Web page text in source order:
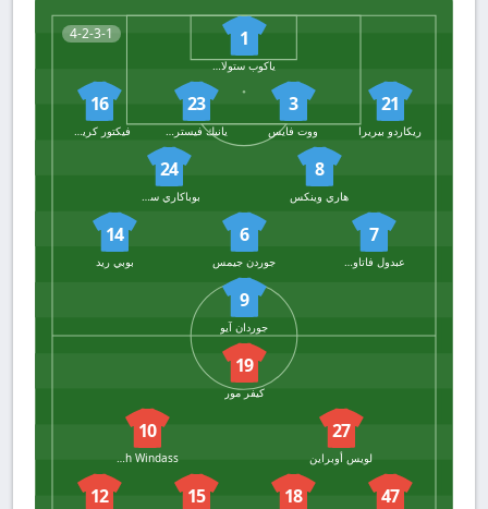
4-2-3-1 1
ياكوب ستولارتشيك
21
ريكاردو بيريرا
3
ووت فايس
23
يانيك فيسترجارد
16
فيكتور كريستيانسن
8
هاري وينكس
24
بوباكاري سوماري
7
عبدول فاتاو إسحاقو
6
جوردن جيمس
14
بوبي ريد
9
جوردان آيو
19
كيفر مور
27
لويس أوبراين
10
Josh Windass
47
18
15
12